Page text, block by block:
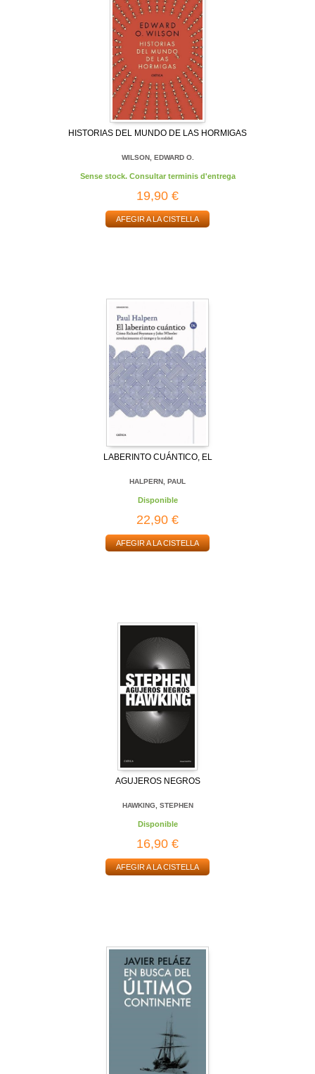
HISTORIAS DEL MUNDO DE LAS HORMIGAS
WILSON, EDWARD O.
Sense stock. Consultar terminis d'entrega
19,90 €
AFEGIR A LA CISTELLA
LABERINTO CUÁNTICO, EL
HALPERN, PAUL
Disponible
22,90 €
AFEGIR A LA CISTELLA
AGUJEROS NEGROS
HAWKING, STEPHEN
Disponible
16,90 €
AFEGIR A LA CISTELLA